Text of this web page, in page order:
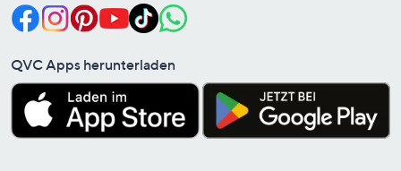
QVC Apps herunterladen